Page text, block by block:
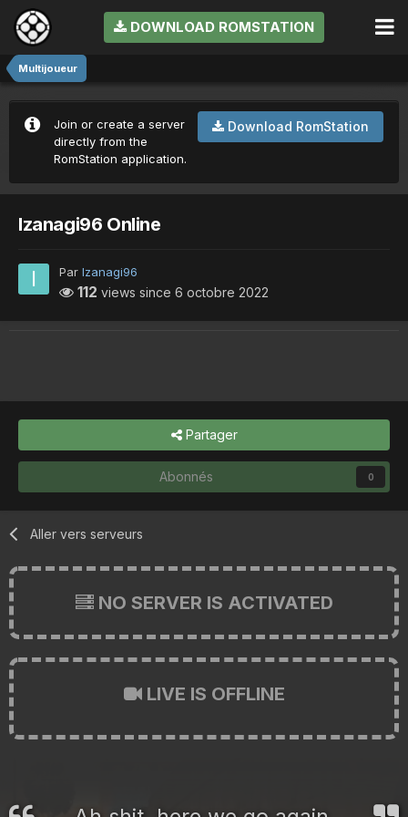
DOWNLOAD ROMSTATION
Multijoueur
Download RomStation
Join or create a server
directly from the
RomStation application.
Izanagi96 Online
Par Izanagi96
112 views since 6 octobre 2022
Partager
Abonnés 0
Aller vers serveurs
NO SERVER IS ACTIVATED
LIVE IS OFFLINE